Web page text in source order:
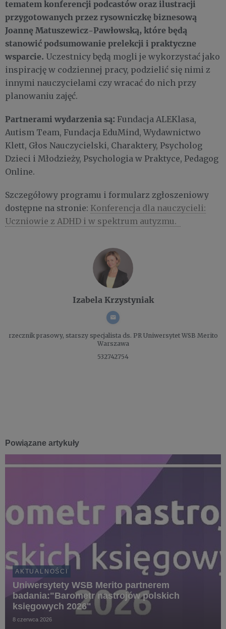
tematem konferencji podcastów oraz ilustracji
przygotowanych przez rysowniczkę biznesową
Joannę Matuszewicz-Pawłowską, które będą
stanowić podsumowanie prelekcji i praktyczne
wsparcie. Uczestnicy będą mogli je wykorzystać jako
inspirację w codziennej pracy, podzielić się nimi z
innymi nauczycielami czy wracać do nich przy
planowaniu zajęć.
Partnerami wydarzenia są: Fundacja ALEKlasa,
Autism Team, Fundacja EduMind, Wydawnictwo
Klett, Głos Nauczycielski, Charaktery, Psycholog
Dzieci i Młodzieży, Psychologia w Praktyce, Pedagog
Online.
Szczegółowy programu i formularz zgłoszeniowy
dostępne na stronie: Konferencja dla nauczycieli:
Uczniowie z ADHD i w spektrum autyzmu.
Izabela Krzystyniak
rzecznik prasowy, starszy specjalista ds. PRUniwersytet WSB Merito
Warszawa
532742754
Powiązane artykuły
AKTUALNOŚCI
Uniwersytety WSB Merito partnerem
badania:"Barometr nastrojów polskich
księgowych 2026"
8 czerwca 2026